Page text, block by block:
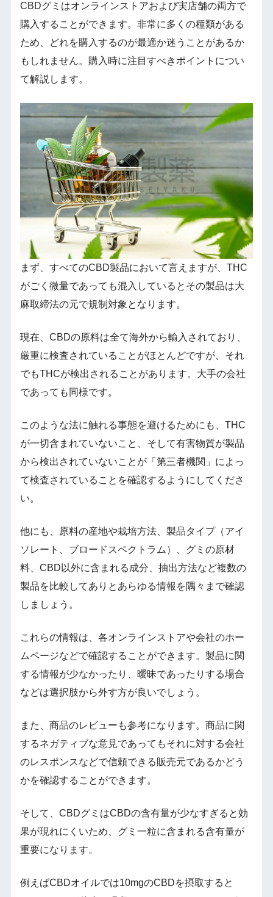
CBDグミはオンラインストアおよび実店舗の両方で
購入することができます。非常に多くの種類がある
ため、どれを購入するのが最適か迷うことがあるか
もしれません。購入時に注目すべきポイントについ
て解説します。
まず、すべてのCBD製品において言えますが、THC
がごく微量であっても混入しているとその製品は大
麻取締法の元で規制対象となります。
現在、CBDの原料は全て海外から輸入されており、
厳重に検査されていることがほとんどですが、それ
でもTHCが検出されることがあります。大手の会社
であっても同様です。
このような法に触れる事態を避けるためにも、THC
が一切含まれていないこと、そして有害物質が製品
から検出されていないことが「第三者機関」によっ
て検査されていることを確認するようにしてくださ
い。
他にも、原料の産地や栽培方法、製品タイプ（アイ
ソレート、ブロードスペクトラム）、グミの原材
料、CBD以外に含まれる成分、抽出方法など複数の
製品を比較してありとあらゆる情報を隅々まで確認
しましょう。
これらの情報は、各オンラインストアや会社のホー
ムページなどで確認することができます。製品に関
する情報が少なかったり、曖昧であったりする場合
などは選択肢から外す方が良いでしょう。
また、商品のレビューも参考になります。商品に関
するネガティブな意見であってもそれに対する会社
のレスポンスなどで信頼できる販売元であるかどう
かを確認することができます。
そして、CBDグミはCBDの含有量が少なすぎると効
果が現れにくいため、グミ一粒に含まれる含有量が
重要になります。
例えばCBDオイルでは10mgのCBDを摂取すると